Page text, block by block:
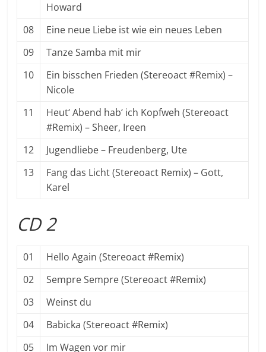
Howard
08
Eine neue Liebe ist wie ein neues Leben
09
Tanze Samba mit mir
10
Ein bisschen Frieden (Stereoact #Remix) –
Nicole
11
Heut‘ Abend hab‘ ich Kopfweh (Stereoact
#Remix) – Sheer, Ireen
12
Jugendliebe – Freudenberg, Ute
13
Fang das Licht (Stereoact Remix) – Gott,
Karel
CD 2
01
Hello Again (Stereoact #Remix)
02
Sempre Sempre (Stereoact #Remix)
03
Weinst du
04
Babicka (Stereoact #Remix)
05
Im Wagen vor mir